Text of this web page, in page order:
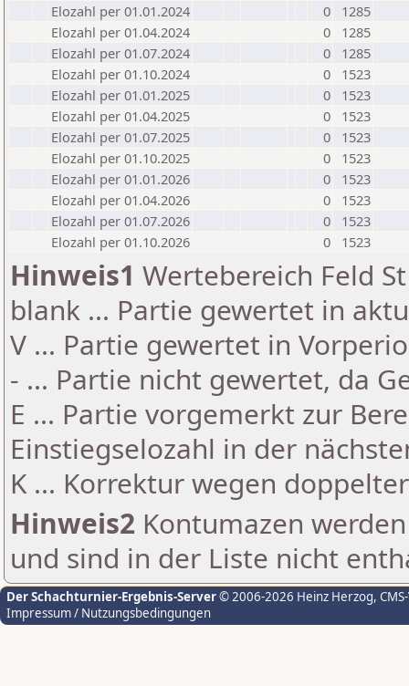
Elozahl per 01.01.2024
0
1285
Elozahl per 01.04.2024
0
1285
Elozahl per 01.07.2024
0
1285
Elozahl per 01.10.2024
0
1523
Elozahl per 01.01.2025
0
1523
Elozahl per 01.04.2025
0
1523
Elozahl per 01.07.2025
0
1523
Elozahl per 01.10.2025
0
1523
Elozahl per 01.01.2026
0
1523
Elozahl per 01.04.2026
0
1523
Elozahl per 01.07.2026
0
1523
Elozahl per 01.10.2026
0 1523
Hinweis1 Wertebereich Feld
blank ... Partie gewertet in
V ... Partie gewertet in
- ... Partie nicht gewertet, da
E ... Partie vorgemerkt zur
Einstiegselozahl in der
K ... Korrektur wegen
Hinweis2 Kontumazen
und sind in der Liste nicht
Der Schachturnier-Ergebnis-Server© 2006-2026 Heinz Herzog,
Impressum / Nutzungsbedingungen